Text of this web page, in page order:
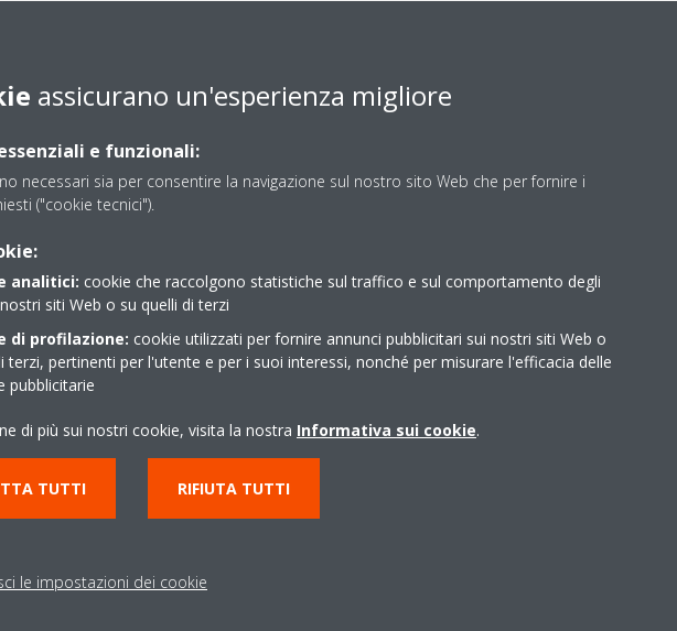
Professional D-AHU Modular R D-AHU Modular P
L
calore ad altissima efficienza
assicurano un'esperienza migliore
e funzionali:
necessari sia per consentire la navigazione sul nostro sito Web che per fornire i
("cookie tecnici").
analitici: cookie che raccolgono statistiche sul traffico e sul comportamento degli
siti Web o su quelli di terzi
di profilazione: cookie utilizzati per fornire annunci pubblicitari sui nostri siti Web o
terzi, pertinenti per l'utente e per i suoi interessi, nonché per misurare l'efficacia delle
pubblicitarie
di più sui nostri cookie, visita la nostra Informativa sui cookie.
TUTTI RIFIUTA TUTTI
le impostazioni dei cookie